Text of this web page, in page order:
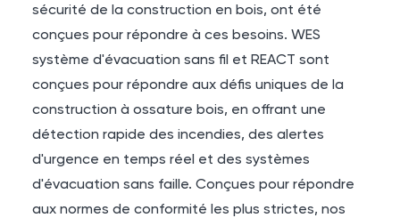
sécurité de la construction en bois, ont été
conçues pour répondre à ces besoins. WES
système d'évacuation sans fil et REACT sont
conçues pour répondre aux défis uniques de la
construction à ossature bois, en offrant une
détection rapide des incendies, des alertes
d'urgence en temps réel et des systèmes
d'évacuation sans faille. Conçues pour répondre
aux normes de conformité les plus strictes, nos